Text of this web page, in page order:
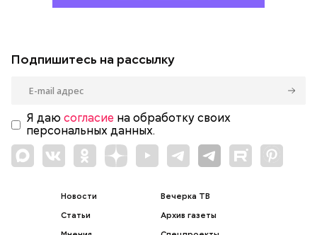
Подпишитесь на рассылку
Я даю согласие на обработку своих
персональных данных.
Новости
Статьи
Вечерка ТВ
Архив газеты